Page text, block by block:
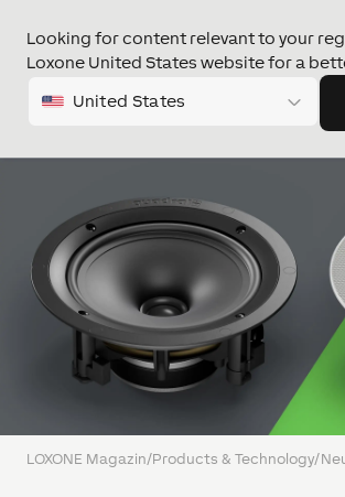
Looking for content relevant to your
Loxone United States website for a
United States
LOXONE Magazin/Products & Technology/